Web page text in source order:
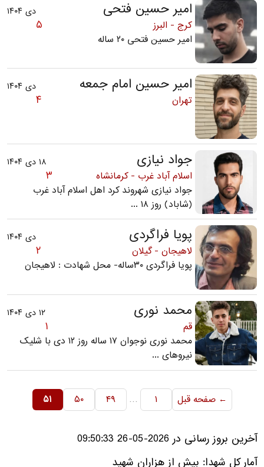
دی ۱۴۰۴ امیر حسین فتحی
۵
کرج - البرز
امیر حسین فتحی ۲۰ ساله
دی ۱۴۰۴ امیر حسین امام جمعه
۴ تهران
۱۸ دی ۱۴۰۴ جواد نیازی
۳
اسلام آباد غرب - کرمانشاه
جواد نیازی شهروند کرد اهل اسلام آباد غرب
(شاباد) روز ۱۸ ...
دی ۱۴۰۴ پویا فراگردی
۲
لاهیجان - گیلان
پویا فراگردی ۳۰ساله- محل شهادت : لاهیجان
۱۲ دی ۱۴۰۴ محمد نوری
۱
قم
محمد نوری نوجوان ۱۷ ساله روز ۱۲ دی با شلیک
نیروهای ...
← صفحه قبل ۱ … ۴۹ ۵۰ ۵۱
آخرین بروز رسانی در 2026-05-26 09:50:33
آمار کل شهدا: بیش از هزاران شهید